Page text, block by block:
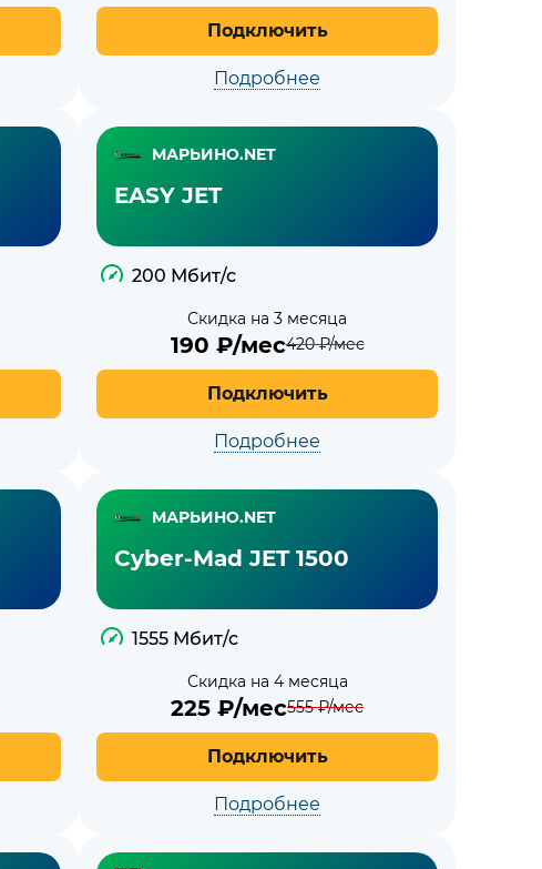
Подключить
Подробнее
МАРЬИНО.NET
EASY JET
200 Мбит/с
Скидка на 3 месяца
190 ₽/мес420₽/мес
Подключить
Подробнее
МАРЬИНО.NET
Cyber-Mad JET 1500
1555 Мбит/с
Скидка на 4 месяца
225 ₽/мес555₽/мес
Подключить
Подробнее